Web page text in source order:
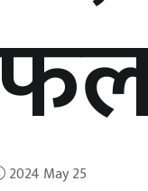
2024 May 25